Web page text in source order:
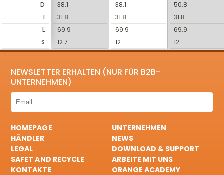
D
I
L
S
38.1
31.8
69.9
12.7
38.1
31.8
69.9
12
50.8
31.8
69.9
12
NEWSLETTER ERHALTEN (NUR FÜR B2B-
UNTERNEHMEN)
HOMEPAGE
UNTERNEHMEN
HÄNDLER
NEWS
LEGAL
DOWNLOAD & SUPPORT
SAFET AND RECYCLE
ARBEITE MIT UNS
KONTAKTE
ORANGE ACADEMY